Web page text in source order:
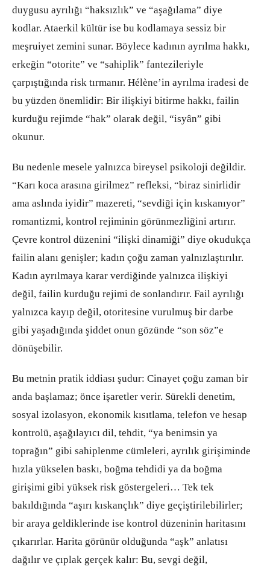
duygusu ayrılığı “haksızlık” ve “aşağılama” diye
kodlar. Ataerkil kültür ise bu kodlamaya sessiz bir
meşruiyet zemini sunar. Böylece kadının ayrılma hakkı,
erkeğin “otorite” ve “sahiplik” fantezileriyle
çarpıştığında risk tırmanır. Hélène’in ayrılma iradesi de
bu yüzden önemlidir: Bir ilişkiyi bitirme hakkı, failin
kurduğu rejimde “hak” olarak değil, “isyân” gibi
okunur.
Bu nedenle mesele yalnızca bireysel psikoloji değildir.
“Karı koca arasına girilmez” refleksi, “biraz sinirlidir
ama aslında iyidir” mazereti, “sevdiği için kıskanıyor”
romantizmi, kontrol rejiminin görünmezliğini artırır.
Çevre kontrol düzenini “ilişki dinamiği” diye okudukça
failin alanı genişler; kadın çoğu zaman yalnızlaştırılır.
Kadın ayrılmaya karar verdiğinde yalnızca ilişkiyi
değil, failin kurduğu rejimi de sonlandırır. Fail ayrılığı
yalnızca kayıp değil, otoritesine vurulmuş bir darbe
gibi yaşadığında şiddet onun gözünde “son söz”e
dönüşebilir.
Bu metnin pratik iddiası şudur: Cinayet çoğu zaman bir
anda başlamaz; önce işaretler verir. Sürekli denetim,
sosyal izolasyon, ekonomik kısıtlama, telefon ve hesap
kontrolü, aşağılayıcı dil, tehdit, “ya benimsin ya
toprağın” gibi sahiplenme cümleleri, ayrılık girişiminde
hızla yükselen baskı, boğma tehdidi ya da boğma
girişimi gibi yüksek risk göstergeleri… Tek tek
bakıldığında “aşırı kıskançlık” diye geçiştirilebilirler;
bir araya geldiklerinde ise kontrol düzeninin haritasını
çıkarırlar. Harita görünür olduğunda “aşk” anlatısı
dağılır ve çıplak gerçek kalır: Bu, sevgi değil,